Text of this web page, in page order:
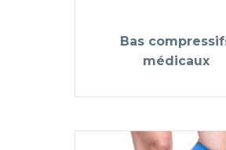
Bas
médicaux